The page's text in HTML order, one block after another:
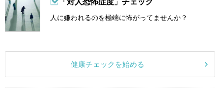
「対人恐怖症度」チェック
人に嫌われるのを極端に怖がってませんか？
健康チェックを始める